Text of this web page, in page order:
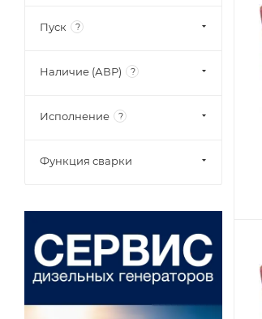
Пуск ?
Наличие (АВР) ?
Исполнение ?
Функция сварки